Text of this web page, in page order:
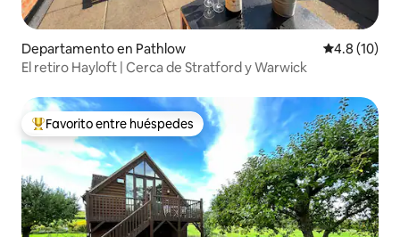
Departamento en Pathlow Calificación
4.8 (10)
El retiro Hayloft | Cerca de Stratford y Warwick
De los mejores en Favorito entre huéspedes
Favorito entre huéspedes